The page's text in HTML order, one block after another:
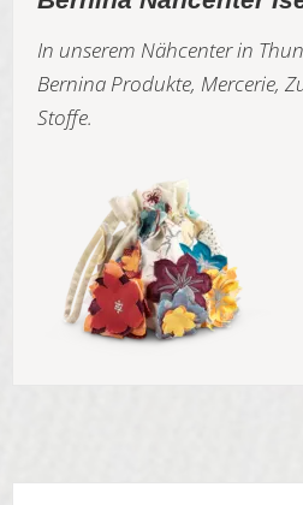
In unserem Nähcenter in
Bernina Produkte, Mercerie,
Stoffe.